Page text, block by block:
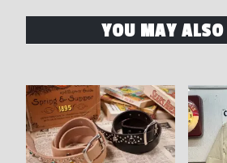
YOU MAY